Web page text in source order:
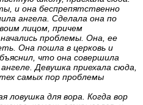
и она беспрепятственно
ангела. Сделала она по
лицом, причем
проблемы. Она, ее
Она пошла в церковь и
что она совершила
Девушка приехала сюда,
самых пор проблемы
для вора. Когда вор